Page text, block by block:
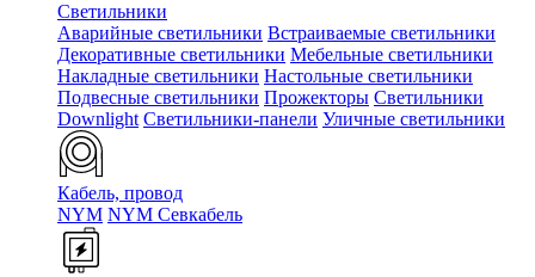
Светильники
Аварийные светильники Встраиваемые светильники
Декоративные светильники Мебельные светильники
Накладные светильники Настольные светильники
Подвесные светильники Прожекторы Светильники
Downlight Светильники-панели Уличные светильники
Кабель, провод
NYM NYM Севкабель